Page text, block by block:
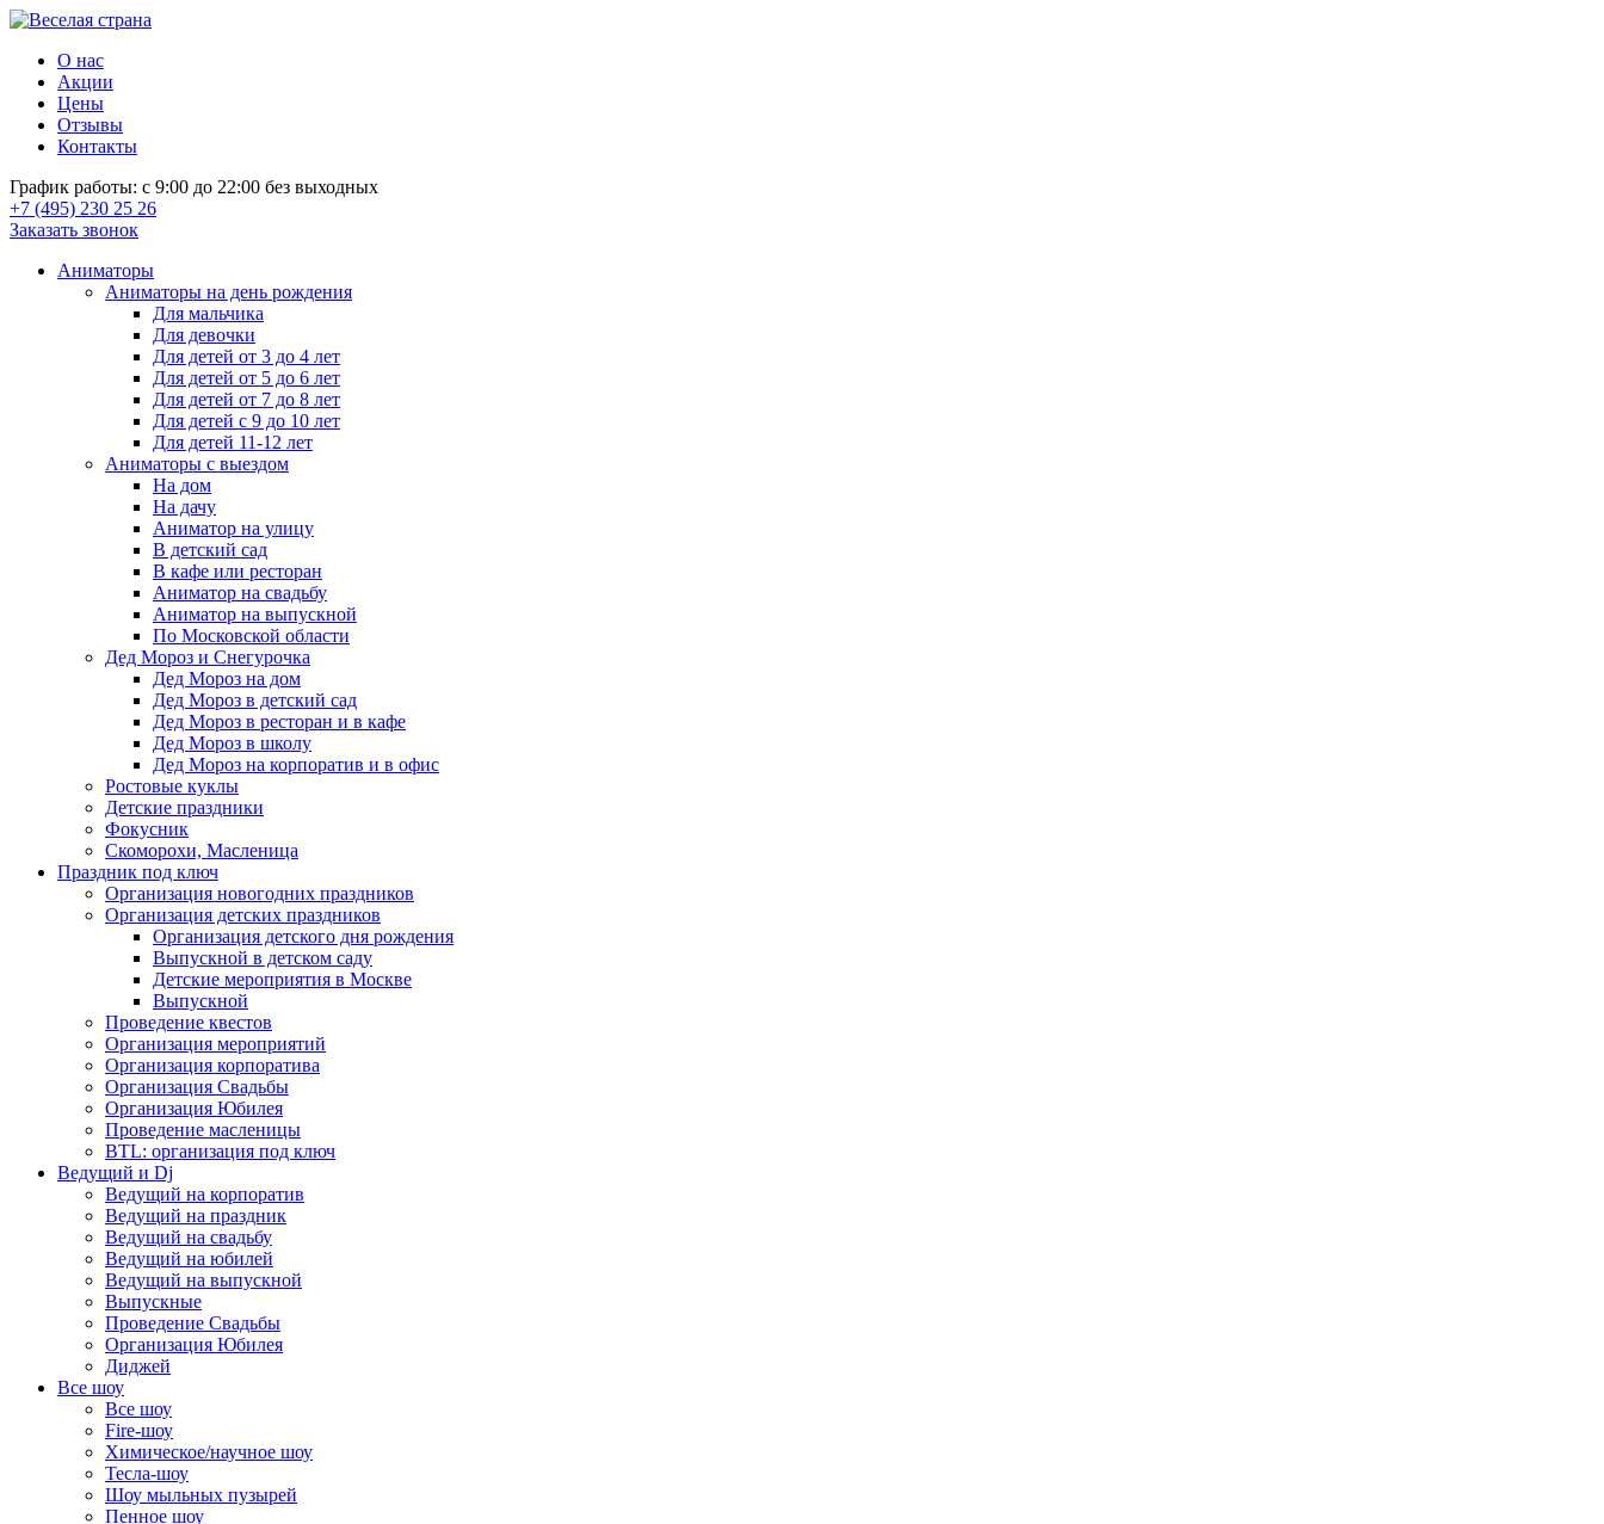
О нас
Акции
Цены
Отзывы
Контакты
График работы: с 9:00 до 22:00 без выходных
+7 (495) 230 25 26
Заказать звонок
Аниматоры
Аниматоры на день рождения
Для мальчика
Для девочки
Для детей от 3 до 4 лет
Для детей от 5 до 6 лет
Для детей от 7 до 8 лет
Для детей с 9 до 10 лет
Для детей 11-12 лет
Аниматоры с выездом
На дом
На дачу
Аниматор на улицу
В детский сад
В кафе или ресторан
Аниматор на свадьбу
Аниматор на выпускной
По Московской области
Дед Мороз и Снегурочка
Дед Мороз на дом
Дед Мороз в детский сад
Дед Мороз в ресторан и в кафе
Дед Мороз в школу
Дед Мороз на корпоратив и в офис
Ростовые куклы
Детские праздники
Фокусник
Скоморохи, Масленица
Праздник под ключ
Организация новогодних праздников
Организация детских праздников
Организация детского дня рождения
Выпускной в детском саду
Детские мероприятия в Москве
Выпускной
Проведение квестов
Организация мероприятий
Организация корпоратива
Организация Свадьбы
Организация Юбилея
Проведение масленицы
BTL: организация под ключ
Ведущий и Dj
Ведущий на корпоратив
Ведущий на праздник
Ведущий на свадьбу
Ведущий на юбилей
Ведущий на выпускной
Выпускные
Проведение Свадьбы
Организация Юбилея
Диджей
Все шоу
Все шоу
Fire-шоу
Химическое/научное шоу
Тесла-шоу
Шоу мыльных пузырей
Пенное шоу